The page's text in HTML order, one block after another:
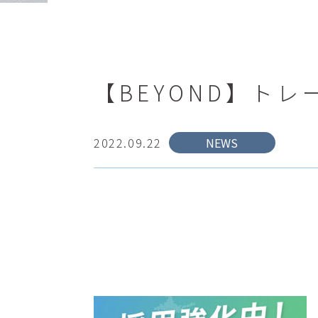
【BEYOND】トレ
2022.09.22 NEWS